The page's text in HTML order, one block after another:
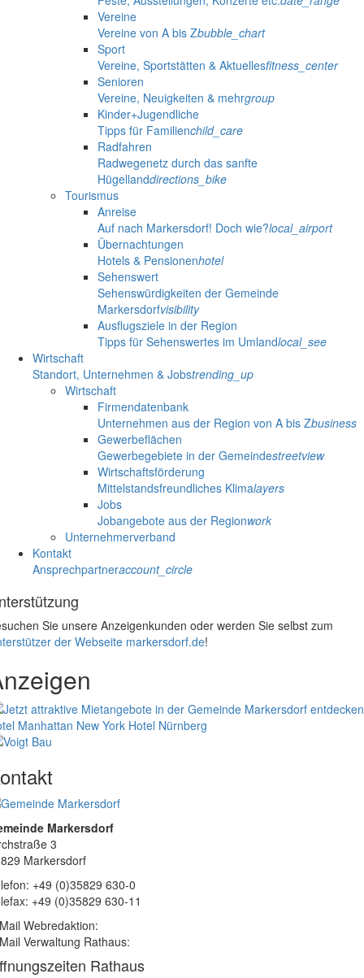
Vereine
Vereine von A bis Zbubble_chart
Sport
Vereine, Sportstätten & Aktuellesfitness_center
Senioren
Vereine, Neuigkeiten & mehrgroup
Kinder+Jugendliche
Tipps für Familienchild_care
Radfahren
Radwegenetz durch das sanfte
Hügellanddirections_bike
Tourismus
Anreise
Auf nach Markersdorf! Doch wie?local_airport
Übernachtungen
Hotels & Pensionenhotel
Sehenswert
Sehenswürdigkeiten der Gemeinde
Markersdorfvisibility
Ausflugsziele in der Region
Tipps für Sehenswertes im Umlandlocal_see
Wirtschaft
Standort, Unternehmen & Jobstrending_up
Wirtschaft
Firmendatenbank
Unternehmen aus der Region von A bis Zbusiness
Gewerbeflächen
Gewerbegebiete in der Gemeindestreetview
Wirtschaftsförderung
Mittelstandsfreundliches Klimalayers
Jobs
Jobangebote aus der Regionwork
Unternehmerverband
Kontakt
Ansprechpartneraccount_circle
Sie unsere Anzeigenkunden oder werden Sie selbst zum
der Webseite markersdorf.de!
Manhattan New York Hotel Nürnberg
Markersdorf
3
Markersdorf
+49 (0)35829 630-0
+49 (0)35829 630-11
Webredaktion:
Verwaltung Rathaus:
Rathaus